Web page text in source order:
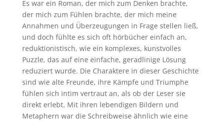
Es war ein Roman, der mich zum Denken brachte,
der mich zum Fühlen brachte, der mich meine
Annahmen und Überzeugungen in Frage stellen ließ,
und doch fühlte es sich oft hörbücher einfach an,
reduktionistisch, wie ein komplexes, kunstvolles
Puzzle, das auf eine einfache, geradlinige Lösung
reduziert wurde. Die Charaktere in dieser Geschichte
sind wie alte Freunde, ihre Kämpfe und Triumphe
fühlen sich intim vertraut an, als ob der Leser sie
direkt erlebt. Mit ihren lebendigen Bildern und
Metaphern war die Schreibweise ähnlich wie eine